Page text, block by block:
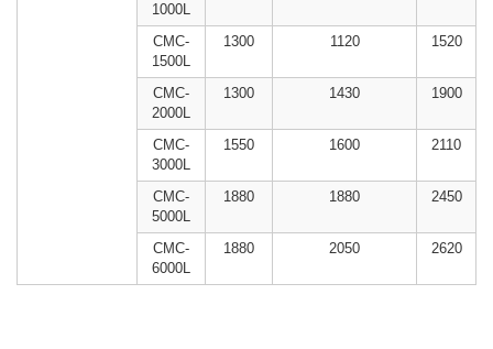
1000L
CMC-
1500L
1300 1120 1520
CMC-
2000L
1300 1430 1900
CMC-
3000L
1550 1600 2110
CMC-
5000L
1880 1880 2450
CMC-
6000L
1880 2050 2620